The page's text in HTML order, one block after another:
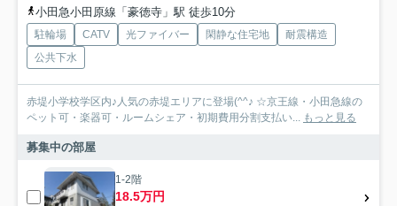
小田急小田原線「豪徳寺」駅 徒歩10分
駐輪場 CATV 光ファイバー 閑静な住宅地
耐震構造
公共下水
赤堤小学校学区内♪人気の赤堤エリアに登場(^^♪ ☆京王線・小田急線の
ペット可・楽器可・ルームシェア・初期費用分割支払い...
もっと見る
募集中の部屋
1-2階
18.5万円